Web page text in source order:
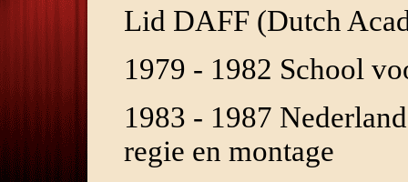
Lid DAFF (Dutch
1979 - 1982 School
1983 - 1987
regie en montage